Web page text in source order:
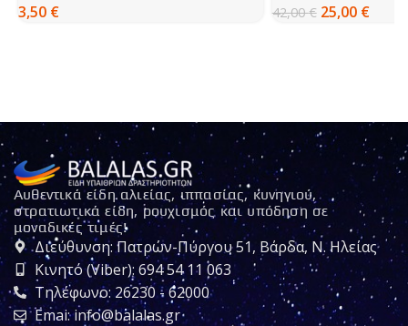
3,50 € 42,00€ 25,00 €
Αυθεντικά είδη αλιείας, ιππασίας, κυνηγιού,
στρατιωτικά είδη, ρουχισμός και υπόδηση σε
μοναδικές τιμές!
Διεύθυνση: Πατρών-Πύργου 51, Βάρδα, Ν. Ηλείας
Κινητό (Viber): 694 54 11 063
Τηλέφωνο: 26230 - 62000
Emai: info@balalas.gr